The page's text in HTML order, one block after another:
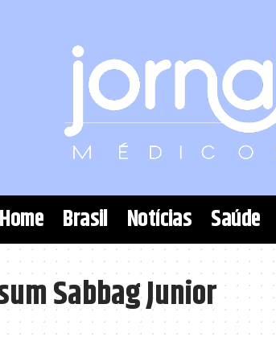
Home Brasil Notícias Saúde
Sabbag Junior